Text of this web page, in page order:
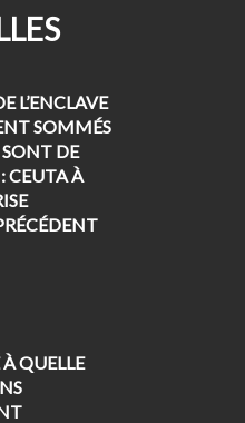
L’ENCLAVE
SOMMÉS
SONT DE
CEUTA À
QUELLE